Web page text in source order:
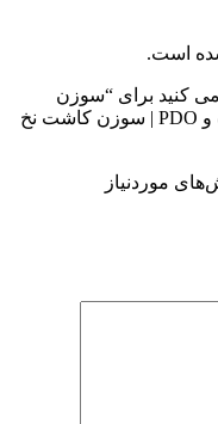
است.
می کنید برای “سوزن
ایمبیدینگ (Embedding) مخصوص کتگوت و PDO | سوزن کاشت نخ
موردنیاز